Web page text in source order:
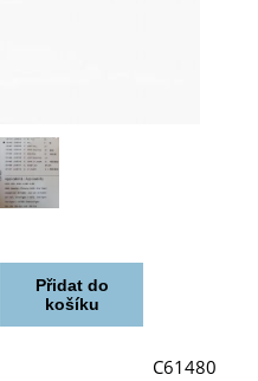
C61480